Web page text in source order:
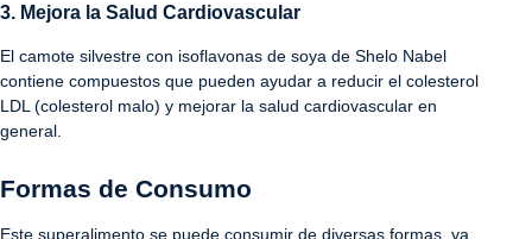
3. Mejora la Salud Cardiovascular
El camote silvestre con isoflavonas de soya de Shelo Nabel
contiene compuestos que pueden ayudar a reducir el colesterol
LDL (colesterol malo) y mejorar la salud cardiovascular en
general.
Formas de Consumo
Este superalimento se puede consumir de diversas formas, ya